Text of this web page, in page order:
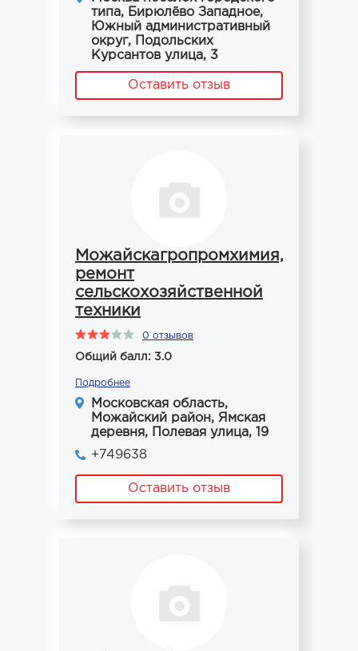
типа, Бирюлёво Западное,
Южный административный
округ, Подольских
Курсантов улица, 3
Оставить отзыв
Можайскагропромхимия,
ремонт
сельскохозяйственной
техники
0 отзывов
Общий балл: 3.0
Подробнее
Московская область,
Можайский район, Ямская
деревня, Полевая улица, 19
+749638
Оставить отзыв